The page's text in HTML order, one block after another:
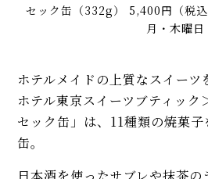
セック缶（332g） 5,400円（税
月・木曜日
ホテルメイドの上質なスイーツ
ホテル東京スイーツブティック
セック缶」は、11種類の焼菓
缶。